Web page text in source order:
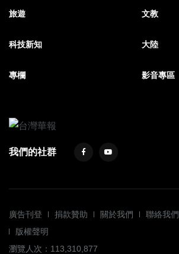
旅遊 文教
科技新知 大陸
專欄 影音專區
我們的社群
廣告刊登 捐款贊助 關於我們 聯絡我們
版權聲明
瀏覽人次：113,310,877